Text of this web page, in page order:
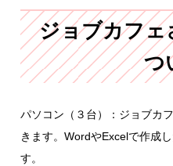
ジョブカフェ
つ
パソコン（３台）：ジョブカ
きます。WordやExcelで作成
す。